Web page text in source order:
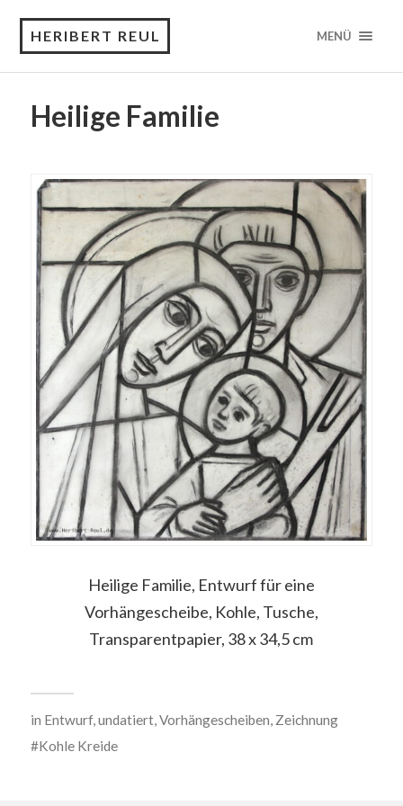
HERIBERT REUL MENÜ
Heilige Familie
Heilige Familie, Entwurf für eine
Vorhängescheibe, Kohle, Tusche,
Transparentpapier, 38 x 34,5 cm
in Entwurf,undatiert,Vorhängescheiben, Zeichnung
Kohle Kreide